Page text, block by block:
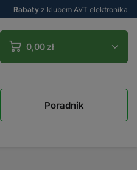
Rabaty z klubem AVT elektronika
0,00 zł
Poradnik